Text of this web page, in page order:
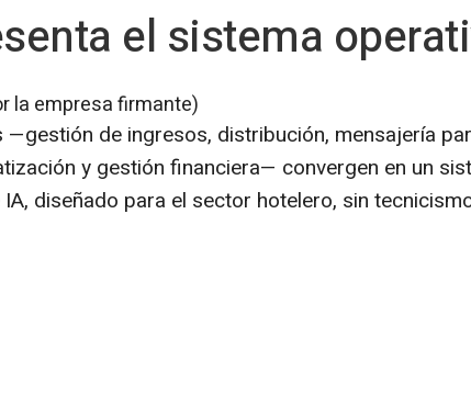
el sistema
la empresa firmante)
—gestión de ingresos, distribución, mensajería
y gestión financiera— convergen en un
diseñado para el sector hotelero, sin